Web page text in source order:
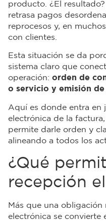
producto. ¿El
retrasa pagos
reprocesos y, en
con clientes.
Esta situación se da
sistema claro que
operación: orden de
o servicio y emisión de
Aquí es donde entra en
electrónica de la
permite darle orden y
alineando a todos los
¿Qué
recepción
Más que una obligación
electrónica se convierte